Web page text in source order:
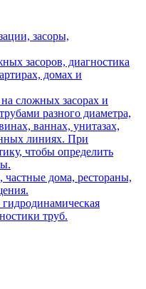
засоры,
засоров, диагностика
домах и
сложных засорах и
разного диаметра,
ваннах, унитазах,
линиях. При
чтобы определить
частные дома, рестораны,
труб.